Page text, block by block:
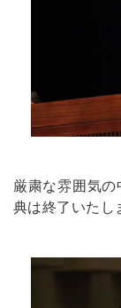
厳粛な雰囲気
典は終了いたし